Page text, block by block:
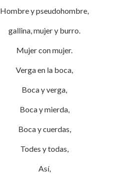
Hombre y pseudohombre,
gallina, mujer y burro.
Mujer con mujer.
Verga en la boca,
Boca y verga,
Boca y mierda,
Boca y cuerdas,
Todes y todas,
Así,